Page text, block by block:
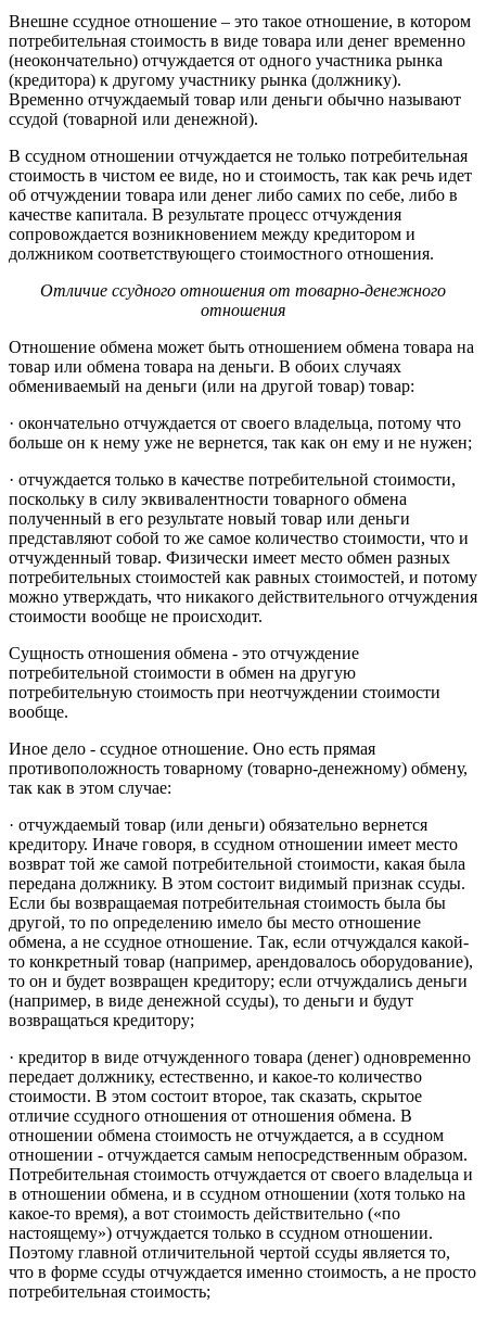
Внешне ссудное отношение – это такое отношение, в котором
потребительная стоимость в виде товара или денег временно
(неокончательно) отчуждается от одного участника рынка
(кредитора) к другому участнику рынка (должнику).
Временно отчуждаемый товар или деньги обычно называют
ссудой (товарной или денежной).
В ссудном отношении отчуждается не только потребительная
стоимость в чистом ее виде, но и стоимость, так как речь идет
об отчуждении товара или денег либо самих по себе, либо в
качестве капитала. В результате процесс отчуждения
сопровождается возникновением между кредитором и
должником соответствующего стоимостного отношения.
Отличие ссудного отношения от товарно-денежного
отношения
Отношение обмена может быть отношением обмена товара на
товар или обмена товара на деньги. В обоих случаях
обмениваемый на деньги (или на другой товар) товар:
· окончательно отчуждается от своего владельца, потому что
больше он к нему уже не вернется, так как он ему и не нужен;
· отчуждается только в качестве потребительной стоимости,
поскольку в силу эквивалентности товарного обмена
полученный в его результате новый товар или деньги
представляют собой то же самое количество стоимости, что и
отчужденный товар. Физически имеет место обмен разных
потребительных стоимостей как равных стоимостей, и потому
можно утверждать, что никакого действительного отчуждения
стоимости вообще не происходит.
Сущность отношения обмена - это отчуждение
потребительной стоимости в обмен на другую
потребительную стоимость при неотчуждении стоимости
вообще.
Иное дело - ссудное отношение. Оно есть прямая
противоположность товарному (товарно-денежному) обмену,
так как в этом случае:
· отчуждаемый товар (или деньги) обязательно вернется
кредитору. Иначе говоря, в ссудном отношении имеет место
возврат той же самой потребительной стоимости, какая была
передана должнику. В этом состоит видимый признак ссуды.
Если бы возвращаемая потребительная стоимость была бы
другой, то по определению имело бы место отношение
обмена, а не ссудное отношение. Так, если отчуждался какой-
то конкретный товар (например, арендовалось оборудование),
то он и будет возвращен кредитору; если отчуждались деньги
(например, в виде денежной ссуды), то деньги и будут
возвращаться кредитору;
· кредитор в виде отчужденного товара (денег) одновременно
передает должнику, естественно, и какое-то количество
стоимости. В этом состоит второе, так сказать, скрытое
отличие ссудного отношения от отношения обмена. В
отношении обмена стоимость не отчуждается, а в ссудном
отношении - отчуждается самым непосредственным образом.
Потребительная стоимость отчуждается от своего владельца и
в отношении обмена, и в ссудном отношении (хотя только на
какое-то время), а вот стоимость действительно («по
настоящему») отчуждается только в ссудном отношении.
Поэтому главной отличительной чертой ссуды является то,
что в форме ссуды отчуждается именно стоимость, а не просто
потребительная стоимость;